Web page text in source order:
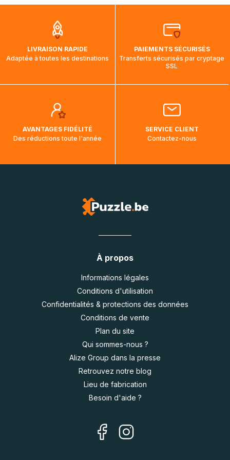
aura touché terre.
LIVRAISON RAPIDE
Adaptée à toutes les destinations
PAIEMENTS SÉCURISÉS
Transferts sécurisés par cryptage
SSL
AVANTAGES FIDÉLITÉ
Des réductions toute l'année
SERVICE CLIENT
Contactez-nous
À propos
Informations légales
Conditions d'utilisation
Confidentialités & protections des données
Conditions de vente
Plan du site
Qui sommes-nous ?
Alize Group dans la presse
Retrouvez notre blog
Lieu de fabrication
Besoin d'aide ?